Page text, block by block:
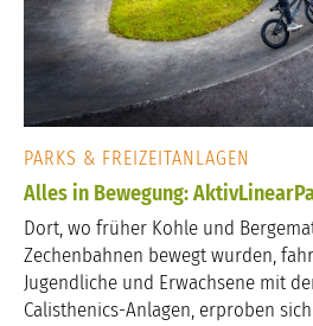
PARKS & FREIZEITANLAGEN
Alles in Bewegung:
Dort, wo früher Kohle und
Zechenbahnen bewegt wurden,
Jugendliche und Erwachsene mit
Calisthenics-Anlagen, erproben